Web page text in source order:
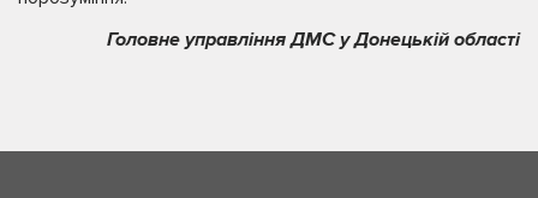
Головне управління ДМС у Донецькій області